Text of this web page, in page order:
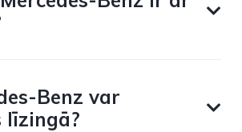
Benz var
līzingā?